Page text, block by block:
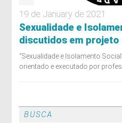
19 de January de 2021
Sexualidade e
discutidos em projeto
“Sexualidade e Isolamento
orientado e executado por
BUSCA